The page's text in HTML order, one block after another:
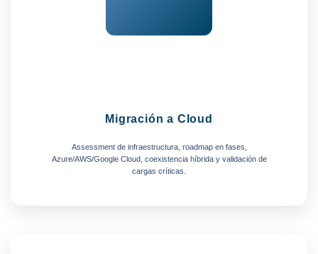
Migración a Cloud
Assessment de infraestructura, roadmap en fases,
Azure/AWS/Google Cloud, coexistencia híbrida y validación de
cargas críticas.